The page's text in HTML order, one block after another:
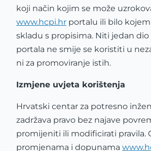
koji način kojim se može
www.hcpi.hr portalu ili bilo
skladu s propisima. Niti jedan dio
portala ne smije se koristiti u
ni za promoviranje istih.
Izmjene uvjeta korištenja
Hrvatski centar za potresno
zadržava pravo bez najave
promijeniti ili modificirati pravila.
promjenama i dopunama